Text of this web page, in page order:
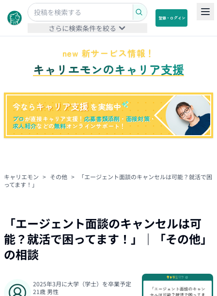
さらに検索条件を絞る
登録・ログイン
new 新サービス情報！
キャリエモンのキャリア支援
今なら キャリア支援 を実施中
プロが直接キャリア支援！応募書類添削 ・ 面接対策・
求人紹介などの無料オンラインサポート！
キャリエモン > その他 >
「エージェント面談のキャンセルは可能？就活で困
ってます！」
「エージェント面談のキャンセルは可
能？就活で困ってます！」
｜「その他」
の相談
2025年3月に大学（学士）を卒業予定
21歳 男性